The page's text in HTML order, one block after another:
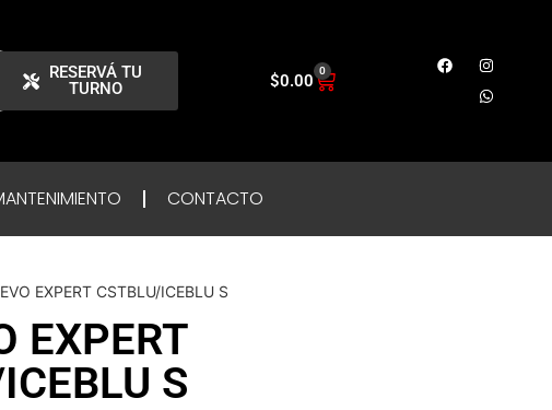
RESERVÁ TU
TURNO
$0.00 0
CONTACTO
EXPERT CSTBLU/ICEBLU S
EXPERT
S